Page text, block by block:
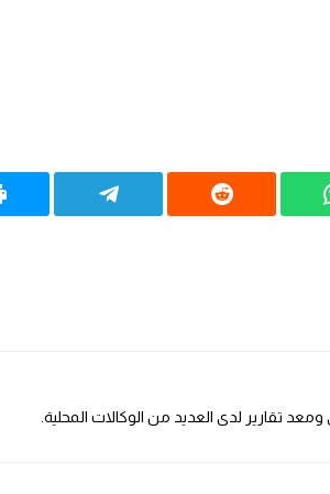
تقارير لدى العديد من الوكالات المحلية.